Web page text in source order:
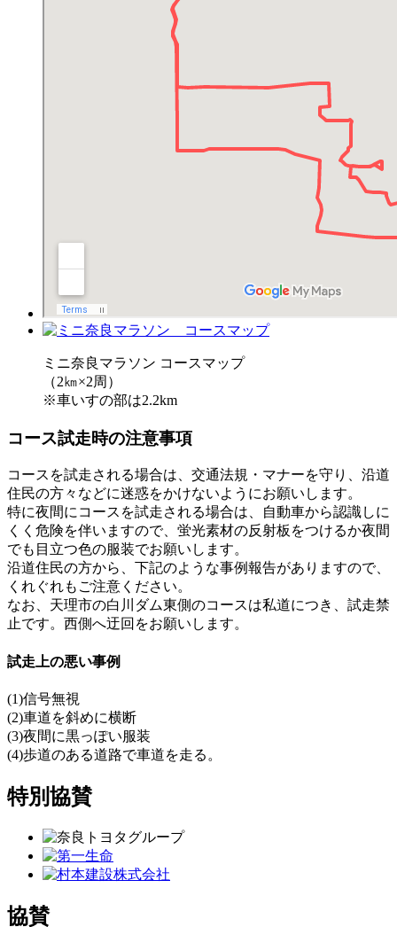
ミニ奈良マラソン コースマップ
（2㎞×2周）
※車いすの部は2.2km
コース試走時の注意事項
コースを試走される場合は、交通法規・マナーを守り、沿道
住民の方々などに迷惑をかけないようにお願いします。
特に夜間にコースを試走される場合は、自動車から認識しに
くく危険を伴いますので、蛍光素材の反射板をつけるか夜間
でも目立つ色の服装でお願いします。
沿道住民の方から、下記のような事例報告がありますので、
くれぐれもご注意ください。
なお、天理市の白川ダム東側のコースは私道につき、試走禁
止です。西側へ迂回をお願いします。
試走上の悪い事例
(1)信号無視
(2)車道を斜めに横断
(3)夜間に黒っぽい服装
(4)歩道のある道路で車道を走る。
特別協賛
協賛